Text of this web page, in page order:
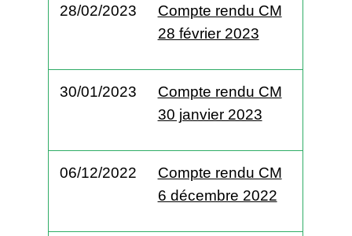
28/02/2023
Compte rendu CM
28 février 2023
30/01/2023
Compte rendu CM
30 janvier 2023
06/12/2022
Compte rendu CM
6 décembre 2022